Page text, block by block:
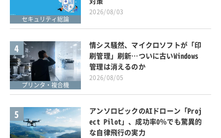
セキュリティ総論
2026/08/03
4
プリンタ・複合機
情シス騒然、マイクロソフトが「印
刷管理」刷新…ついに古いWindows
管理は消えるのか
2026/08/05
5
アンソロピックのAIドローン「Proj
ect Pilot」、成功率0％でも驚異的
な自律飛行の実力